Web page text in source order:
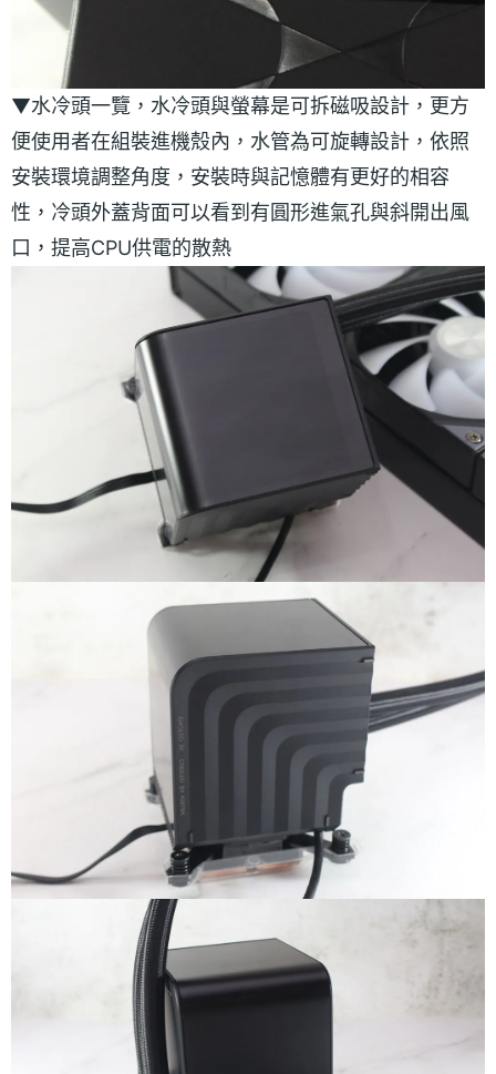
▼水冷頭一覽，水冷頭與螢幕是可拆磁吸設計，更方
便使用者在組裝進機殼內，水管為可旋轉設計，依照
安裝環境調整角度，安裝時與記憶體有更好的相容
性，冷頭外蓋背面可以看到有圓形進氣孔與斜開出風
口，提高CPU供電的散熱